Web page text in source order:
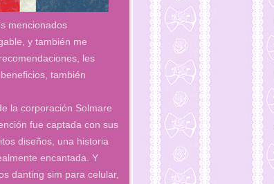
mencionados
y también me
les
también
la corporación Solmare
fue captada con sus
diseños, una historia
encantada. Y
danting sim para celular,